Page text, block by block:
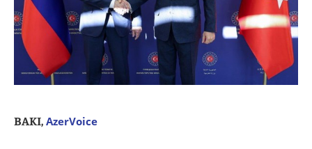
BAKI, AzerVoice